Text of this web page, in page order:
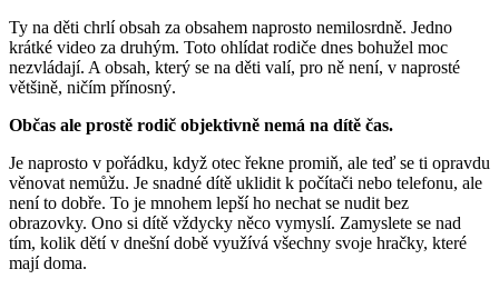
Ty na děti chrlí obsah za obsahem naprosto nemilosrdně. Jedno
krátké video za druhým. Toto ohlídat rodiče dnes bohužel moc
nezvládají. A obsah, který se na děti valí, pro ně není, v naprosté
většině, ničím přínosný.
Občas ale prostě rodič objektivně nemá na dítě čas.
Je naprosto v pořádku, když otec řekne promiň, ale teď se ti opravdu
věnovat nemůžu. Je snadné dítě uklidit k počítači nebo telefonu, ale
není to dobře. To je mnohem lepší ho nechat se nudit bez
obrazovky. Ono si dítě vždycky něco vymyslí. Zamyslete se nad
tím, kolik dětí v dnešní době využívá všechny svoje hračky, které
mají doma.